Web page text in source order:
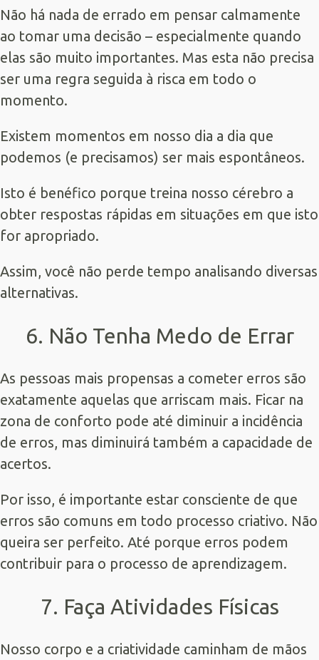
Não há nada de errado em pensar calmamente
ao tomar uma decisão – especialmente quando
elas são muito importantes. Mas esta não precisa
ser uma regra seguida à risca em todo o
momento.
Existem momentos em nosso dia a dia que
podemos (e precisamos) ser mais espontâneos.
Isto é benéfico porque treina nosso cérebro a
obter respostas rápidas em situações em que isto
for apropriado.
Assim, você não perde tempo analisando diversas
alternativas.
6. Não Tenha Medo de Errar
As pessoas mais propensas a cometer erros são
exatamente aquelas que arriscam mais. Ficar na
zona de conforto pode até diminuir a incidência
de erros, mas diminuirá também a capacidade de
acertos.
Por isso, é importante estar consciente de que
erros são comuns em todo processo criativo. Não
queira ser perfeito. Até porque erros podem
contribuir para o processo de aprendizagem.
7. Faça Atividades Físicas
Nosso corpo e a criatividade caminham de mãos